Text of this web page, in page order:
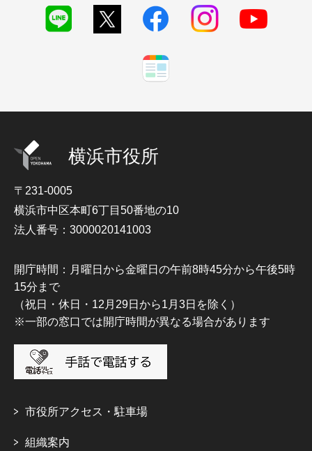
横浜市役所
〒231-0005
横浜市中区本町6丁目50番地の10
法人番号：3000020141003
開庁時間：月曜日から金曜日の午前8時45分から午後5時
15分まで
（祝日・休日・12月29日から1月3日を除く）
※一部の窓口では開庁時間が異なる場合があります
市役所アクセス・駐車場
組織案内